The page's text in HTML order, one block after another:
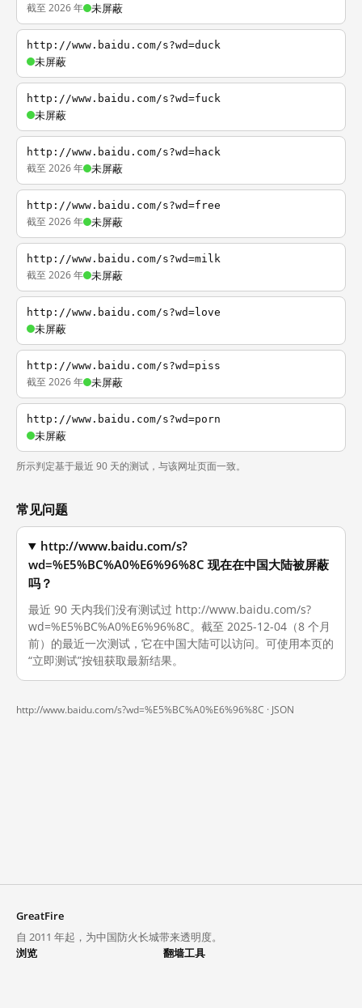
截至 2026 年 未屏蔽
http://www.baidu.com/s?wd=duck
未屏蔽
http://www.baidu.com/s?wd=fuck
未屏蔽
http://www.baidu.com/s?wd=hack
截至 2026 年 未屏蔽
http://www.baidu.com/s?wd=free
截至 2026 年 未屏蔽
http://www.baidu.com/s?wd=milk
截至 2026 年 未屏蔽
http://www.baidu.com/s?wd=love
未屏蔽
http://www.baidu.com/s?wd=piss
截至 2026 年 未屏蔽
http://www.baidu.com/s?wd=porn
未屏蔽
所示判定基于最近 90 天的测试，与该网址页面一致。
常见问题
http://www.baidu.com/s?
wd=%E5%BC%A0%E6%96%8C 现在在中国大陆被屏蔽
吗？
最近 90 天内我们没有测试过 http://www.baidu.com/s?
wd=%E5%BC%A0%E6%96%8C。截至 2025-12-04（8 个月
前）的最近一次测试，它在中国大陆可以访问。可使用本页的
“立即测试”按钮获取最新结果。
http://www.baidu.com/s?wd=%E5%BC%A0%E6%96%8C · JSON
GreatFire
自 2011 年起，为中国防火长城带来透明度。
浏览
翻墙工具